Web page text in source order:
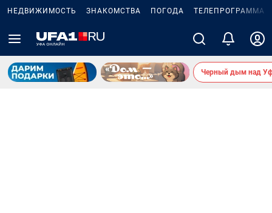
НЕДВИЖИМОСТЬ ЗНАКОМСТВА ПОГОДА ТЕЛЕПРОГРАММА
Черный дым над